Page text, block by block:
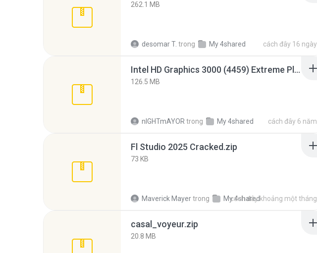
262.1 MB
desomar T. trong My 4shared cách đây 16 ngày
Intel HD Graphics 3000 (4459) Extreme Plus 2.0.zip
126.5 MB
nIGHTmAYOR trong My 4shared cách đây 6 năm
Fl Studio 2025 Cracked.zip
73 KB
Maverick Mayertrong My 4shared
cách đây khoảng một tháng
casal_voyeur.zip
20.8 MB